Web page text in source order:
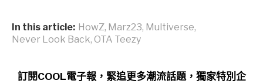
In this article: HowZ, Marz23, Multiverse,
Never Look Back, OTA Teezy
訂閱COOL電子報，緊追更多潮流話題，獨家特別企